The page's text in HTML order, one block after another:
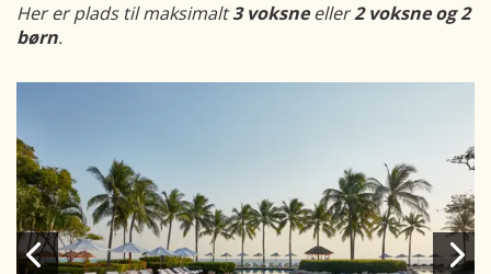
Her er plads til maksimalt3 voksneeller2 voksne og 2
børn.